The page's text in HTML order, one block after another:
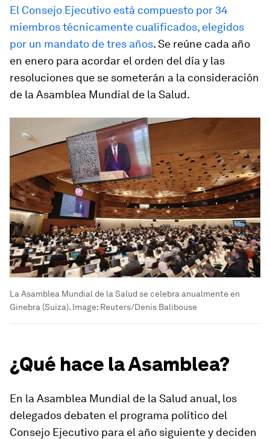
El Consejo Ejecutivo está compuesto por 34
miembros técnicamente cualificados, elegidos
por un mandato de tres años. Se reúne cada año
en enero para acordar el orden del día y las
resoluciones que se someterán a la consideración
de la Asamblea Mundial de la Salud.
La Asamblea Mundial de la Salud se celebra anualmente en
Ginebra (Suiza). Image: Reuters/Denis Balibouse
¿Qué hace la Asamblea?
En la Asamblea Mundial de la Salud anual, los
delegados debaten el programa político del
Consejo Ejecutivo para el año siguiente y deciden